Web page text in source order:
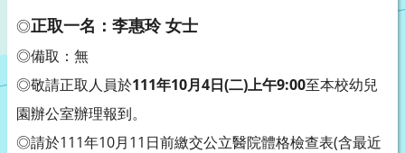
◎正取一名：李惠玲 女士
◎備取：無
◎敬請正取人員於111年10月4日(二)上午9:00至本校幼兒
園辦公室辦理報到。
◎請於111年10月11日前繳交公立醫院體格檢查表(含最近